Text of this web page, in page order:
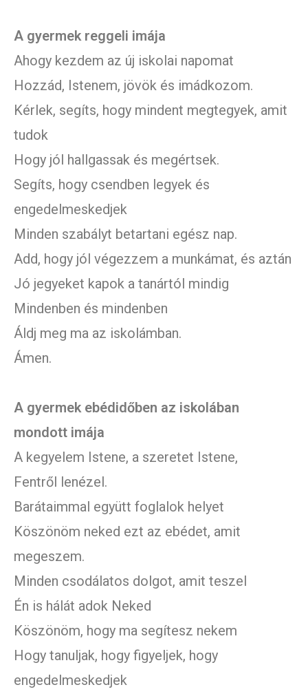
A gyermek reggeli imája
Ahogy kezdem az új iskolai napomat
Hozzád, Istenem, jövök és imádkozom.
Kérlek, segíts, hogy mindent megtegyek, amit
tudok
Hogy jól hallgassak és megértsek.
Segíts, hogy csendben legyek és
engedelmeskedjek
Minden szabályt betartani egész nap.
Add, hogy jól végezzem a munkámat, és aztán
Jó jegyeket kapok a tanártól mindig
Mindenben és mindenben
Áldj meg ma az iskolámban.
Ámen.
A gyermek ebédidőben az iskolában
mondott imája
A kegyelem Istene, a szeretet Istene,
Fentről lenézel.
Barátaimmal együtt foglalok helyet
Köszönöm neked ezt az ebédet, amit
megeszem.
Minden csodálatos dolgot, amit teszel
Én is hálát adok Neked
Köszönöm, hogy ma segítesz nekem
Hogy tanuljak, hogy figyeljek, hogy
engedelmeskedjek